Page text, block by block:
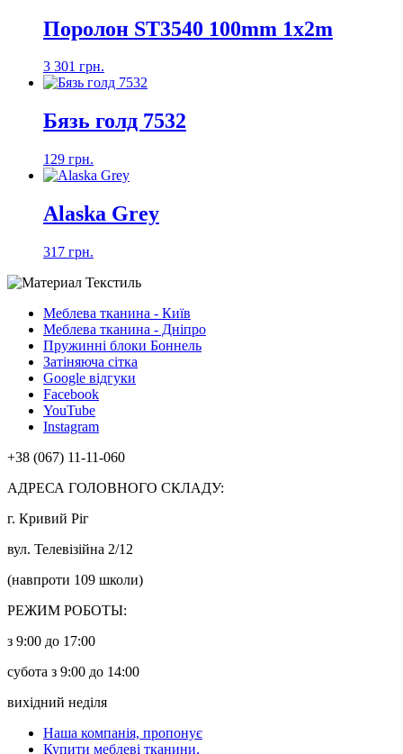
Поролон ST3540 100mm 1x2m
3 301 грн.
Бязь голд 7532
129 грн.
Alaska Grey
317 грн.
Меблева тканина - Київ
Меблева тканина - Дніпро
Пружинні блоки Боннель
Затіняюча сітка
Google відгуки
Facebook
YouTube
Instagram
+38 (067) 11-11-060
АДРЕСА ГОЛОВНОГО СКЛАДУ:
г. Кривий Ріг
вул. Телевізійна 2/12
(навпроти 109 школи)
РЕЖИМ РОБОТЫ:
з 9:00 до 17:00
субота з 9:00 до 14:00
вихідний неділя
Наша компанія, пропонує
Купити меблеві тканини,